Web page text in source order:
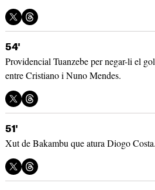
54'
Providencial Tuanzebe per negar-li el
entre Cristiano i Nuno Mendes.
51'
Xut de Bakambu que atura Diogo